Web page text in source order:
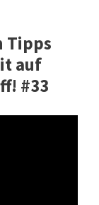
Tipps
auf
#33